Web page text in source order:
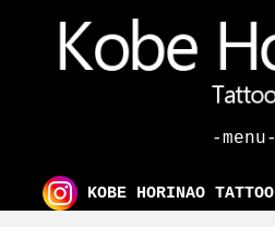
-menu-
KOBE HORINAO TATTOO